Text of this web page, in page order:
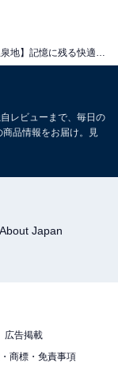
ります
レビューまで、毎日の
品情報をお届け。見
Japan
広告掲載
商標・免責事項